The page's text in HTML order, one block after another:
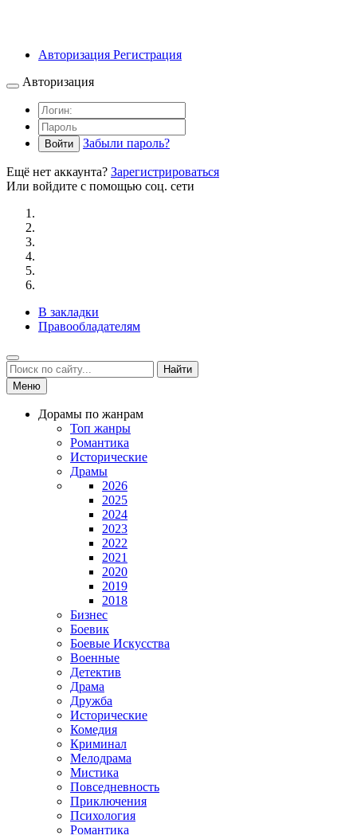
Авторизация Регистрация
Авторизация
Войти Забыли пароль?
Ещё нет аккаунта? Зарегистрироваться
Или войдите с помощью соц. сети
В закладки
Правообладателям
Найти
Меню
Дорамы по жанрам
Топ жанры
Романтика
Исторические
Драмы
2026
2025
2024
2023
2022
2021
2020
2019
2018
Бизнес
Боевик
Боевые Искусства
Военные
Детектив
Драма
Дружба
Исторические
Комедия
Криминал
Мелодрама
Мистика
Повседневность
Приключения
Психология
Романтика